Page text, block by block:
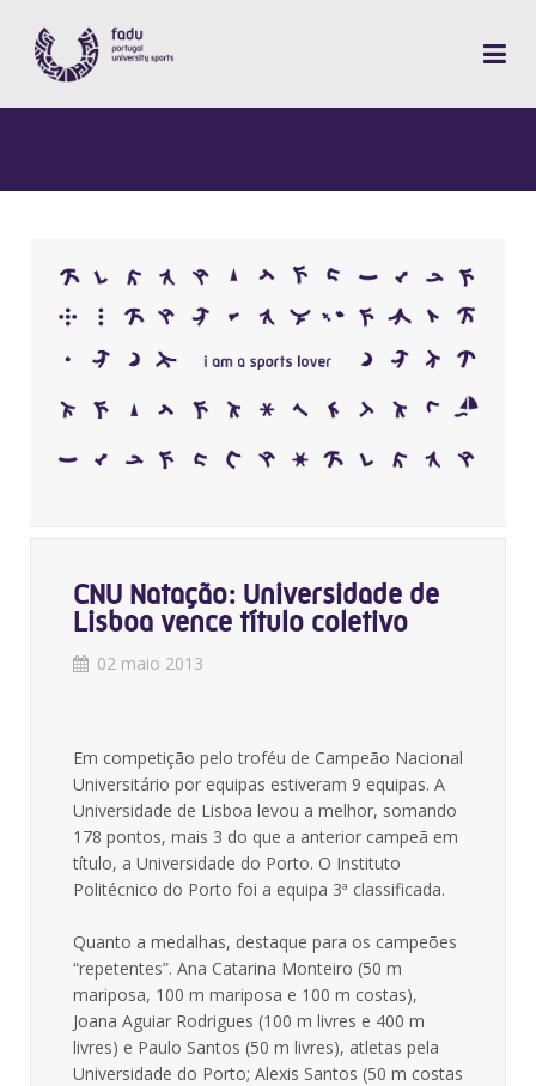
CNU Natação: Universidade de
Lisboa vence título coletivo
02 maio 2013
Em competição pelo troféu de Campeão Nacional
Universitário por equipas estiveram 9 equipas. A
Universidade de Lisboa levou a melhor, somando
178 pontos, mais 3 do que a anterior campeã em
título, a Universidade do Porto. O Instituto
Politécnico do Porto foi a equipa 3ª classificada.
Quanto a medalhas, destaque para os campeões
“repetentes”. Ana Catarina Monteiro (50 m
mariposa, 100 m mariposa e 100 m costas),
Joana Aguiar Rodrigues (100 m livres e 400 m
livres) e Paulo Santos (50 m livres), atletas pela
Universidade do Porto; Alexis Santos (50 m costas